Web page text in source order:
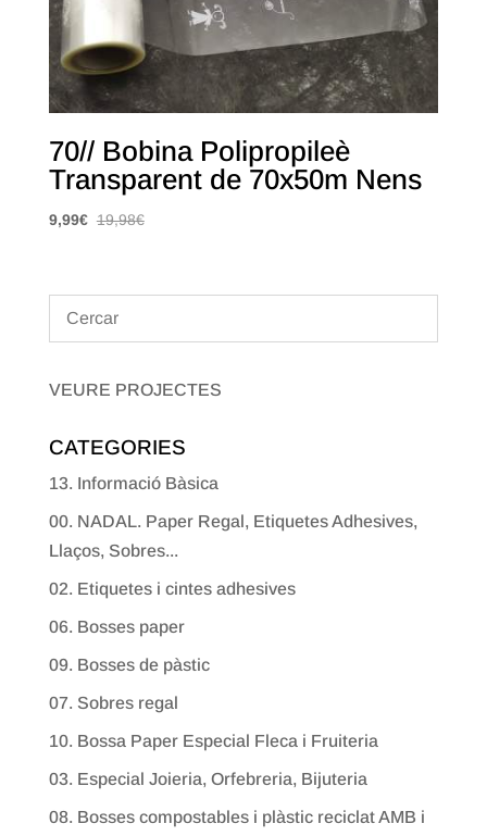
70// Bobina Polipropileè
Transparent de 70x50m Nens
9,99€ 19,98€
VEURE PROJECTES
CATEGORIES
13. Informació Bàsica
00. NADAL. Paper Regal, Etiquetes Adhesives,
Llaços, Sobres...
02. Etiquetes i cintes adhesives
06. Bosses paper
09. Bosses de pàstic
07. Sobres regal
10. Bossa Paper Especial Fleca i Fruiteria
03. Especial Joieria, Orfebreria, Bijuteria
08. Bosses compostables i plàstic reciclat AMB i